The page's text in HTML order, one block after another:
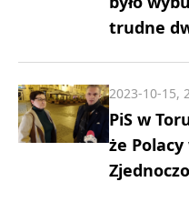
trudne
PiS w
że
2023-10-15,